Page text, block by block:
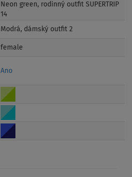
Neon green, rodinný outfit SUPERTRIP
14
Modrá, dámský outfit 2
female
Ano